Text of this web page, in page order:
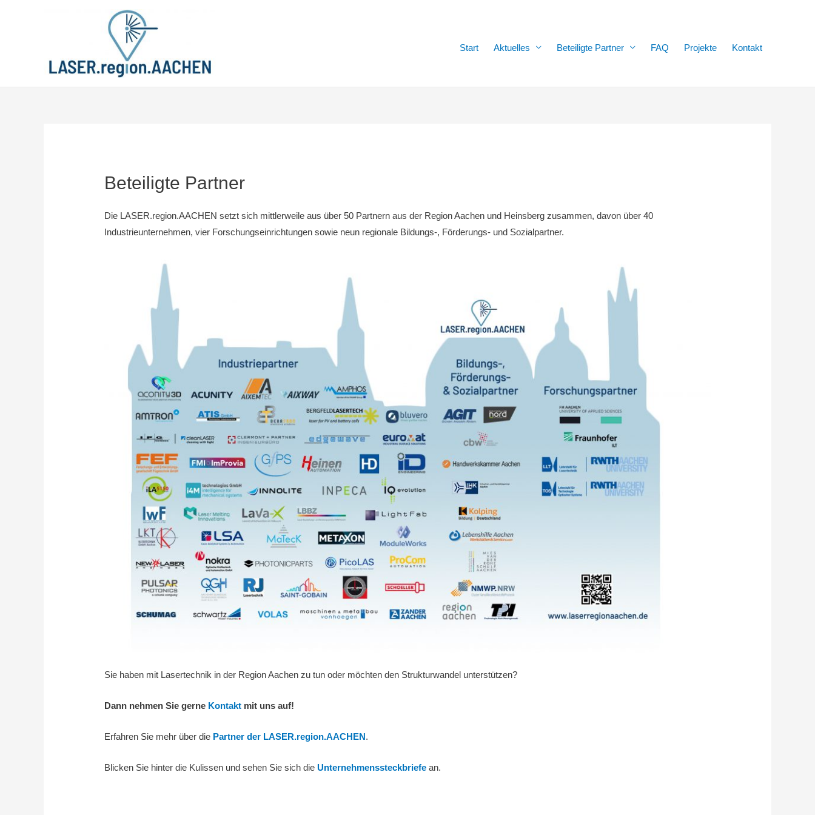
Start Aktuelles Beteiligte Partner FAQ Projekte Kontakt
Beteiligte Partner
Die LASER.region.AACHEN setzt sich mittlerweile aus über 50 Partnern aus der Region Aachen und Heinsberg zusammen, davon über 40
Industrieunternehmen, vier Forschungseinrichtungen sowie neun regionale Bildungs-, Förderungs- und Sozialpartner.
Sie haben mit Lasertechnik in der Region Aachen zu tun oder möchten den Strukturwandel unterstützen?
Dann nehmen Sie gerne Kontakt mit uns auf!
Erfahren Sie mehr über die Partner der LASER.region.AACHEN.
Blicken Sie hinter die Kulissen und sehen Sie sich dieUnternehmenssteckbriefe an.